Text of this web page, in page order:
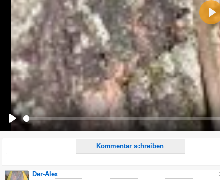
Play
Kommentar schreiben
E-Mail-Adresse (optional):
Kommentar:
Alle HTML-Tags außer <br>, <strike> und <i> werden aus Deinem Kommentar entfernt.
URLs werden automatisch umgewandelt. Bitte verwende "www." oder "http://" in URLs
Ich möchte eine E-Mail, wenn zu meinem Kommentar Antworten erscheinen.
Ich möchte eine E-Mail, wenn auf dieser Seite weitere Kommentare erscheinen.
Der-Alex